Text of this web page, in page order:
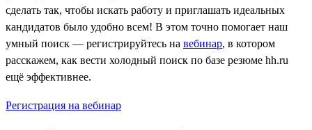
сделать так, чтобы искать работу и приглашать идеальных
кандидатов было удобно всем! В этом точно помогает наш
умный поиск — регистрируйтесь на вебинар, в котором
расскажем, как вести холодный поиск по базе резюме hh.ru
ещё эффективнее.
Регистрация на вебинар